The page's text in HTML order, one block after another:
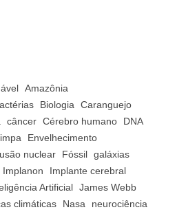
Amazônia
Biologia
Caranguejo
câncer Cérebro humano
DNA
Envelhecimento
nuclear Fóssil galáxias
Implanon
Implante cerebral
Artificial James Webb
climáticas Nasa
neurociência